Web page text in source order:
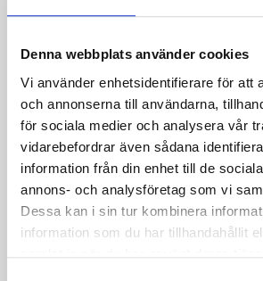
Denna webbplats använder cookies
Vi använder enhetsidentifierare för att
och annonserna till användarna,
för sociala medier och analysera vår
vidarebefordrar även sådana
information från din enhet till de
annons- och analysföretag som vi
Dessa kan i sin tur kombinera
information som du har tillhandahållit
samlat in när du har använt deras